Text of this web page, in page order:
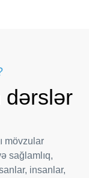
dərslər
mövzular
sağlamlıq,
insanlar,